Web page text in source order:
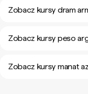
Zobacz kursy dram
Zobacz kursy peso
Zobacz kursy manat